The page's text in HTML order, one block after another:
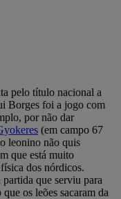
pelo título nacional a
Borges foi a jogo com
por não dar
(em campo 67
leonino não quis
que está muito
dos nórdicos.
que serviu para
os leões sacaram da